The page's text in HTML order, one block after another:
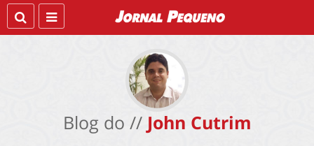
Blog do // John Cutrim